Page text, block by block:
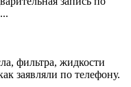
фильтра, жидкости
заявляли по телефону.